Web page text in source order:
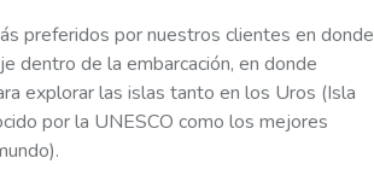
preferidos por nuestros clientes en donde
dentro de la embarcación, en donde
explorar las islas tanto en los Uros (Isla
por la UNESCO como los mejores